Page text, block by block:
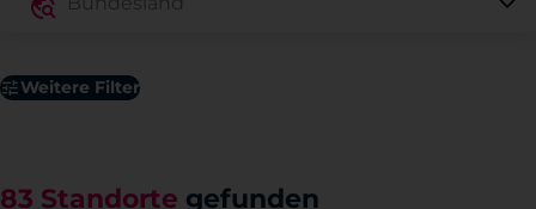
Weitere Filter
83 Standorte gefunden